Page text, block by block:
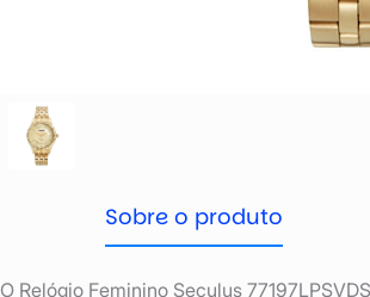
Sobre o produto
O Relógio Feminino Seculus